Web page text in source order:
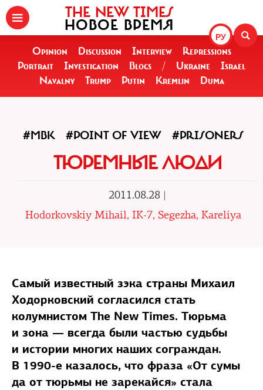
РУ
THE NEW TIMES
НОВОЕ ВРЕМЯ
Opinion Discussion Interview
Repressions
Portrait
Investigation Blogs / Ukraine
Israel
Navalny
Trump Putin Kremlin Duma
#MBK #POINT OF VIEW #PRISONERS
ТЮРЕМНЫЕ ЛЮДИ
2011.08.28 |
Hodorkovskiy Mihail, IK-7, Segezha, Kareliya
Самый известный зэка страны Михаил
Ходорковский согласился стать
колумнистом The New Times. Тюрьма
и зона — всегда были частью судьбы
и истории многих наших сограждан.
В 1990-е казалось, что фраза «От сумы
да от тюрьмы не зарекайся» стала